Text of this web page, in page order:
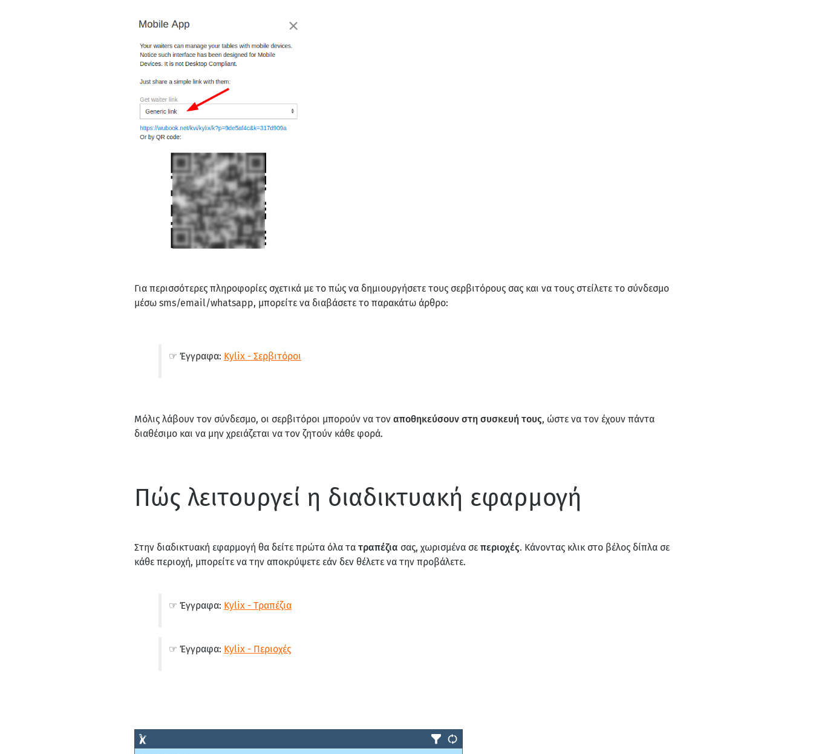
Για περισσότερες πληροφορίες σχετικά με το πώς να δημιουργήσετε τους σερβιτόρους σας και να τους στείλετε το σύνδεσμο
μέσω sms/email/whatsapp, μπορείτε να διαβάσετε το παρακάτω άρθρο:
☞ Έγγραφα: Kylix - Σερβιτόροι
Μόλις λάβουν τον σύνδεσμο, οι σερβιτόροι μπορούν να τον αποθηκεύσουν στη συσκευή τους, ώστε να τον έχουν πάντα
διαθέσιμο και να μην χρειάζεται να τον ζητούν κάθε φορά.
Πώς λειτουργεί η διαδικτυακή εφαρμογή
Στην διαδικτυακή εφαρμογή θα δείτε πρώτα όλα τα τραπέζια σας, χωρισμένα σε περιοχές. Κάνοντας κλικ στο βέλος δίπλα σε
κάθε περιοχή, μπορείτε να την αποκρύψετε εάν δεν θέλετε να την προβάλετε.
☞ Έγγραφα: Kylix - Τραπέζια
☞ Έγγραφα: Kylix - Περιοχές